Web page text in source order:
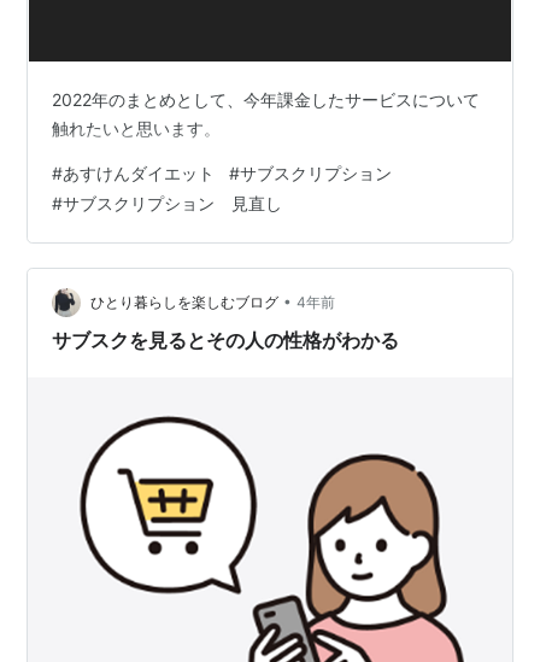
2022年のまとめとして、今年課金したサービスについて
触れたいと思います。
#あすけんダイエット #サブスクリプション
#サブスクリプション 見直し
ひとり暮らしを楽しむブログ • 4年前
サブスクを見るとその人の性格がわかる